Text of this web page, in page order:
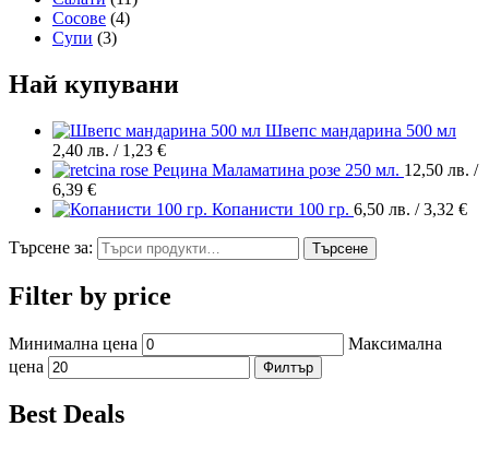
Сосове (4)
Супи (3)
Най купувани
Швепс мандарина 500 мл
2,40 лв. / 1,23 €
Рецина Маламатина розе 250 мл. 12,50 лв. /
6,39 €
Копанисти 100 гр. 6,50 лв. / 3,32 €
Търсене за: Търсене
Filter by price
Минимална цена
Максимална
цена
Филтър
Best Deals